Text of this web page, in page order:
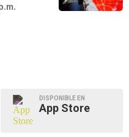
DISPONIBLE EN
App Store